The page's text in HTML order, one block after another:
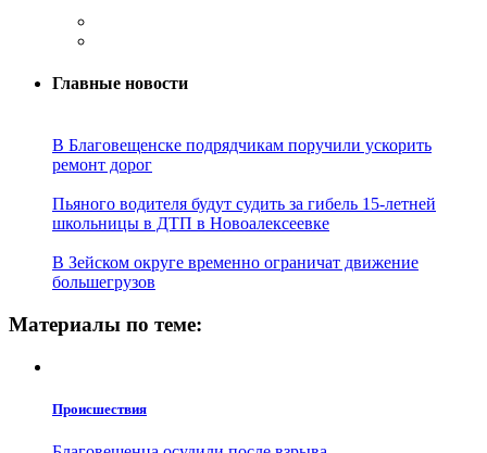
Главные новости
В Благовещенске подрядчикам поручили ускорить
ремонт дорог
Пьяного водителя будут судить за гибель 15-летней
школьницы в ДТП в Новоалексеевке
В Зейском округе временно ограничат движение
большегрузов
Материалы по теме:
Проиcшествия